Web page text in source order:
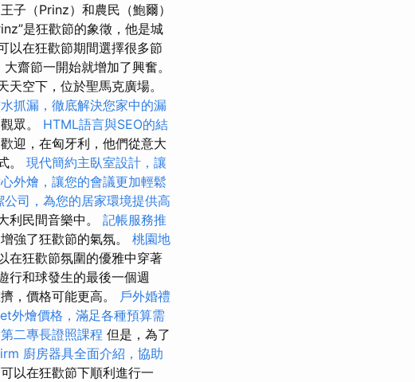
子（Prinz）和農民（鮑爾）
是狂歡節的象徵，他是城
以在狂歡節期間選擇很多節
齋節一開始就增加了興奮。
空下，位於聖馬克廣場。
抓漏，徹底解決您家中的漏
眾。 HTML語言與SEO的結
迎，在匈牙利，他們從意大
。 現代簡約主臥室設計，讓
外燴，讓您的會議更加輕鬆
公司，為您的居家環境提供高
利民間音樂中。 記帳服務推
強了狂歡節的氣氛。 桃園地
在狂歡節氛圍的優雅中穿著
行和球發生的最後一個週
，價格可能更高。 戶外婚禮
外燴價格，滿足各種預算需
第二專長證照課程 但是，為了
廚房器具全面介紹，協助
以在狂歡節下順利進行一